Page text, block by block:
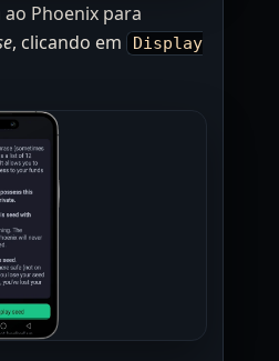
Phoenix para
, clicando em
Display